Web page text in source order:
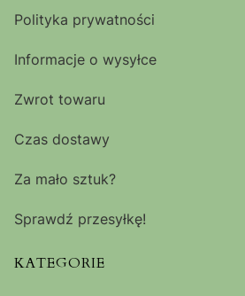
Polityka prywatności
Informacje o wysyłce
Zwrot towaru
Czas dostawy
Za mało sztuk?
Sprawdź przesyłkę!
KATEGORIE